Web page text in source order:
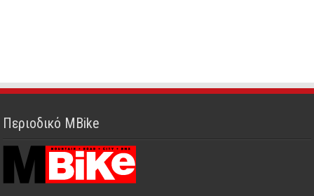
Περιοδικό MBike